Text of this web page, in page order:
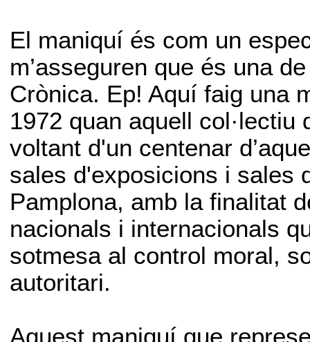
El maniquí és com un
m’asseguren que és una
Crònica. Ep! Aquí faig una
1972 quan aquell
voltant d'un centenar
sales d'exposicions i sales
Pamplona, amb la finalitat
nacionals i internacionals
sotmesa al control moral,
autoritari.
Aquest maniquí que